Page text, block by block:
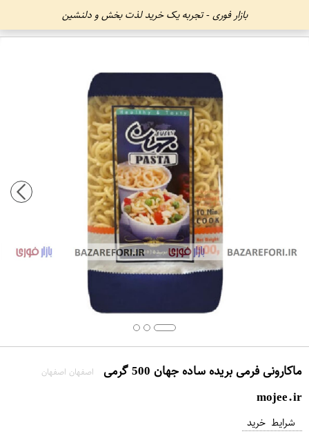
بازار فوری - تجربه یک خرید لذت بخش و دلنشین
ماکارونی فرمی بریده ساده جهان 500 گرمی اصفهان اصفهان
mojee.ir
شرایط خرید